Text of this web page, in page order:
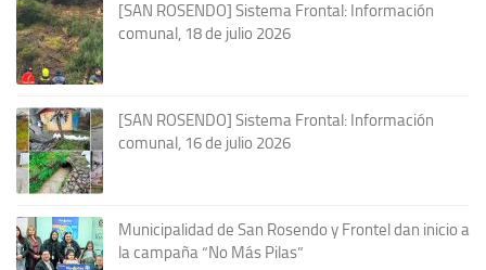
[SAN ROSENDO] Sistema Frontal: Información
comunal, 18 de julio 2026
[SAN ROSENDO] Sistema Frontal: Información
comunal, 16 de julio 2026
Municipalidad de San Rosendo y Frontel dan inicio a
la campaña “No Más Pilas”